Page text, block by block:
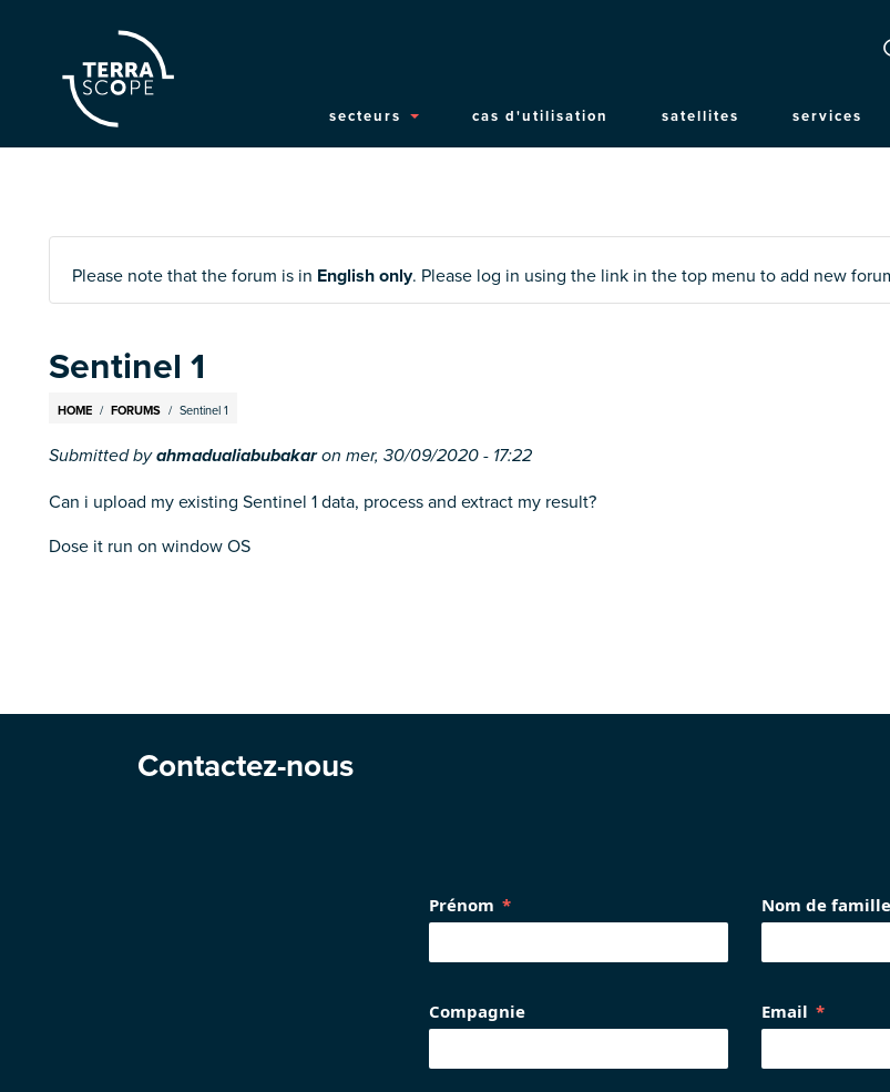
Main
secteurs cas d'utilisation satellites services
Please note that the forum is in English only. Please log in using the link in the top menu to add new
Sentinel 1
Breadcrumb
HOME FORUMS Sentinel 1
Submitted byahmadualiabubakaron mer, 30/09/2020 - 17:22
Can i upload my existing Sentinel 1 data, process and extract my result?
Dose it run on window OS
Contactez-nous
Prénom Nom de famille
Compagnie Email